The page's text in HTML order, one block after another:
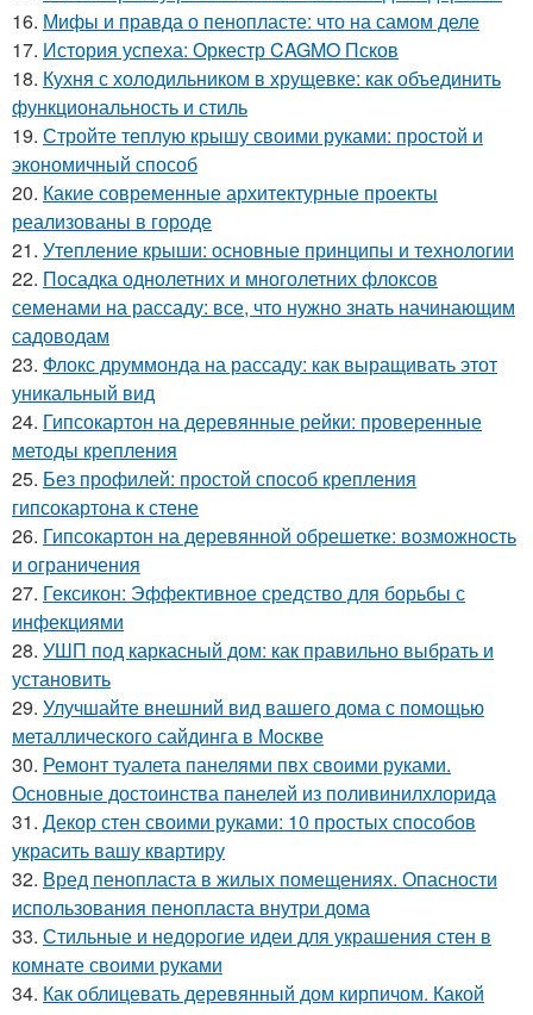
16. Мифы и правда о пенопласте: что на самом деле
17. История успеха: Оркестр CAGMO Псков
18. Кухня с холодильником в хрущевке: как объединить
функциональность и стиль
19. Стройте теплую крышу своими руками: простой и
экономичный способ
20. Какие современные архитектурные проекты
реализованы в городе
21. Утепление крыши: основные принципы и технологии
22. Посадка однолетних и многолетних флоксов
семенами на рассаду: все, что нужно знать начинающим
садоводам
23. Флокс друммонда на рассаду: как выращивать этот
уникальный вид
24. Гипсокартон на деревянные рейки: проверенные
методы крепления
25. Без профилей: простой способ крепления
гипсокартона к стене
26. Гипсокартон на деревянной обрешетке: возможность
и ограничения
27. Гексикон: Эффективное средство для борьбы с
инфекциями
28. УШП под каркасный дом: как правильно выбрать и
установить
29. Улучшайте внешний вид вашего дома с помощью
металлического сайдинга в Москве
30. Ремонт туалета панелями пвх своими руками.
Основные достоинства панелей из поливинилхлорида
31. Декор стен своими руками: 10 простых способов
украсить вашу квартиру
32. Вред пенопласта в жилых помещениях. Опасности
использования пенопласта внутри дома
33. Стильные и недорогие идеи для украшения стен в
комнате своими руками
34. Как облицевать деревянный дом кирпичом. Какой